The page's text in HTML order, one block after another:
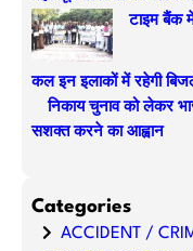
टाइम बैंक
कल इन इलाकों में रहेगी
निकाय चुनाव को लेकर
सशक्त करने का आह्वान
Categories
ACCIDENT /